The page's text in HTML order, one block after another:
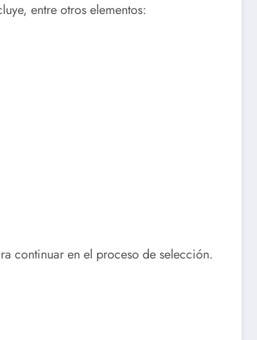
entre otros elementos:
continuar en el proceso de selección.